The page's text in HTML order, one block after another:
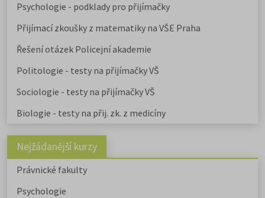
Psychologie - podklady pro přijímačky
Přijímací zkoušky z matematiky na VŠE Praha
Řešení otázek Policejní akademie
Politologie - testy na přijímačky VŠ
Sociologie - testy na přijímačky VŠ
Biologie - testy na přij. zk. z medicíny
Nejžádanější kurzy
Právnické fakulty
Psychologie